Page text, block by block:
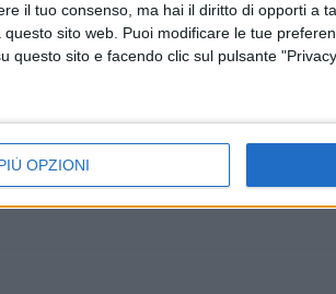
il tuo consenso, ma hai il diritto di opporti a
sito web. Puoi modificare le tue
questo sito e facendo clic sul pulsante
OPZIONI
a
largo
6 AGOSTO 2026
Molfetta piange